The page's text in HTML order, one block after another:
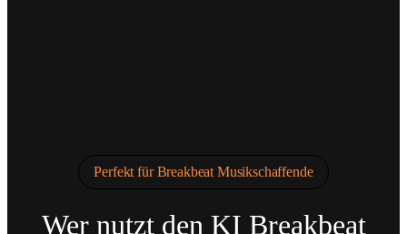
Perfekt für Breakbeat Musikschaffende
Wer nutzt den KI Breakbeat